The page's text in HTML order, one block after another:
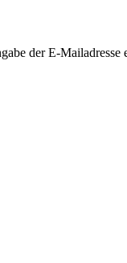
der E-Mailadresse